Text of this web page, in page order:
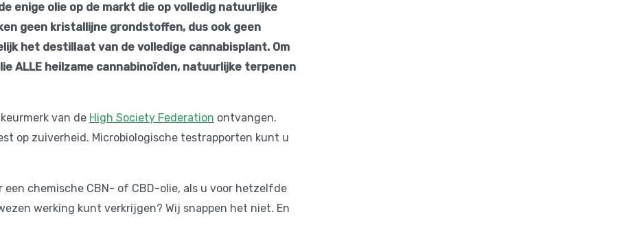
enige olie op de markt die op volledig natuurlijke
geen kristallijne grondstoffen, dus ook geen
het destillaat van de volledige cannabisplant. Om
ALLE heilzame cannabinoïden, natuurlijke terpenen
van de High Society Federation ontvangen.
op zuiverheid. Microbiologische testrapporten kunt u
een chemische CBN- of CBD-olie, als u voor hetzelfde
werking kunt verkrijgen? Wij snappen het niet. En